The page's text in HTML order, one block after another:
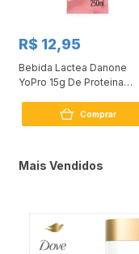
R$ 12,95
Bebida Lactea Danone
YoPro 15g De Proteina
Comprar
Mais Vendidos